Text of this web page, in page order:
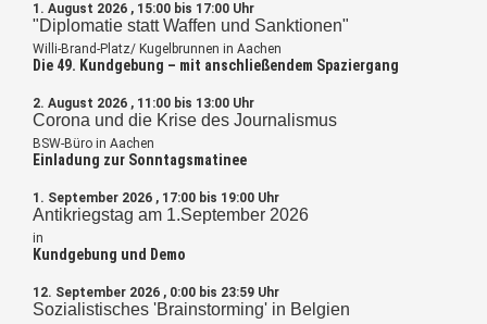
1. August 2026 , 15:00 bis 17:00 Uhr
"Diplomatie statt Waffen und Sanktionen"
Willi-Brand-Platz/ Kugelbrunnen in Aachen
Die 49. Kundgebung – mit anschließendem Spaziergang
2. August 2026 , 11:00 bis 13:00 Uhr
Corona und die Krise des Journalismus
BSW-Büro in Aachen
Einladung zur Sonntagsmatinee
1. September 2026 , 17:00 bis 19:00 Uhr
Antikriegstag am 1.September 2026
in
Kundgebung und Demo
12. September 2026 , 0:00 bis 23:59 Uhr
Sozialistisches 'Brainstorming' in Belgien